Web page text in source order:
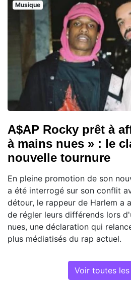
Musique
A$AP Rocky prêt à
à mains nues » : le
nouvelle tournure
En pleine promotion de son
a été interrogé sur son conflit
détour, le rappeur de Harlem a
de régler leurs différends lors
nues, une déclaration qui
plus médiatisés du rap actuel.
Voir toutes